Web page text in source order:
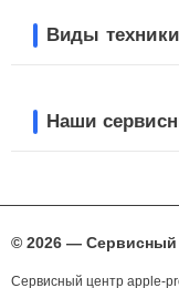
Виды техники
Наши
© 2026 — Сервисный
Сервисный центр apple-